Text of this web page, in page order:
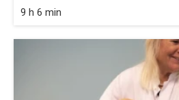
9 h 6 min